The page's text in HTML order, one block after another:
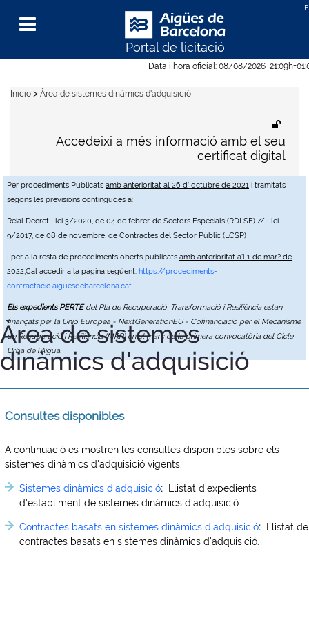
Data i hora oficial: 08/08/2026 21:09h
Per procediments Publicats amb anterioritat al 26 d' octubre de 2021 i tramitats
segons les previsions contingudes a:
Reial Decret Llei 3/2020, de 04 de febrer, de Sectors Especials (RDLSE) // Llei
9/2017, de 08 de novembre, de Contractes del Sector Públic (LCSP)
I per a la resta de procediments oberts publicats amb anterioritat a'l 1 de mar? de
2022,Cal accedir a la pàgina següent: https://procediments-
contractacio.aiguesdebarcelona.cat
Els expedients PERTEdel Pla de Recuperació, Transformació i Resiliència estan
finançats per la Unió Europea - NextGenerationEU - Cofinanciació per el Mecanisme
de Recuperació i Resiliència (MRR) en el marc de la primera convocatòria del Cicle
Urbà de l'Aigua.
Portal de licitació
Menu
Accedeixi a més informació amb el seu
certificat digital
Inicio > Àrea de sistemes dinàmics d'adquisició
Àrea de sistemes
dinàmics d'adquisició
Consultes disponibles
A continuació es mostren les consultes disponibles sobre els
sistemes dinàmics d'adquisició vigents.
Sistemes dinàmics d'adquisició:
Llistat d'expedients
d'establiment de sistemes dinàmics d'adquisició.
Contractes basats en sistemes dinàmics d'adquisició:
Llistat de
contractes basats en sistemes dinàmics d'adquisició.